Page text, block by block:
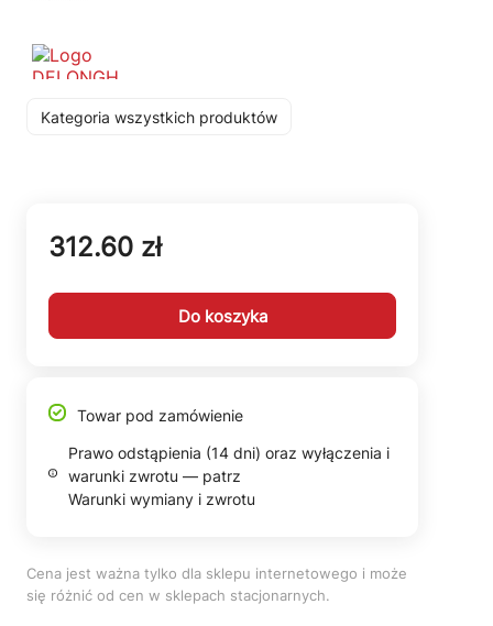
Kategoria wszystkich produktów
312.60 zł
Do koszyka
Towar pod zamówienie
Prawo odstąpienia (14 dni) oraz wyłączenia i
warunki zwrotu — patrz
Warunki wymiany i zwrotu
Cena jest ważna tylko dla sklepu internetowego i może
się różnić od cen w sklepach stacjonarnych.